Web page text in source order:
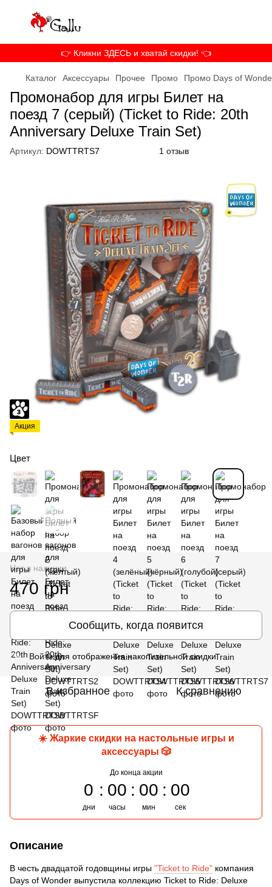
👉 Кликни ЗДЕСЬ и хватай скидки! 👈
Каталог Аксессуары Прочее Промо Промо Days of
Промонабор для игры Билет на
поезд 7 (серый) (Ticket to Ride: 20th
Anniversary Deluxe Train Set)
Артикул: DOWTTRTS7 1 отзыв
Акция
Цвет
Нет в наличии
470 грн
Сообщить, когда появится
% Войтидля отображения накопительной скидки
В избранное К сравнению
☀️ Жаркие скидки на настольные игры и
аксессуары 🎲
До конца акции
0
дни
00
часы
00
мин
00
сек
Описание
В честь двадцатой годовщины игры "Ticket to Ride" компания
Days of Wonder выпустила коллекцию Ticket to Ride: Deluxe